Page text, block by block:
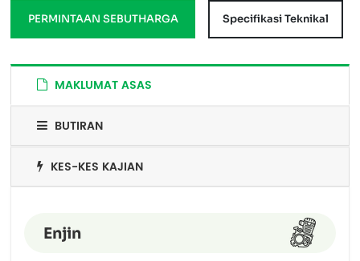
PERMINTAAN SEBUTHARGA Specifikasi Teknikal
MAKLUMAT ASAS
BUTIRAN
KES-KES KAJIAN
Enjin